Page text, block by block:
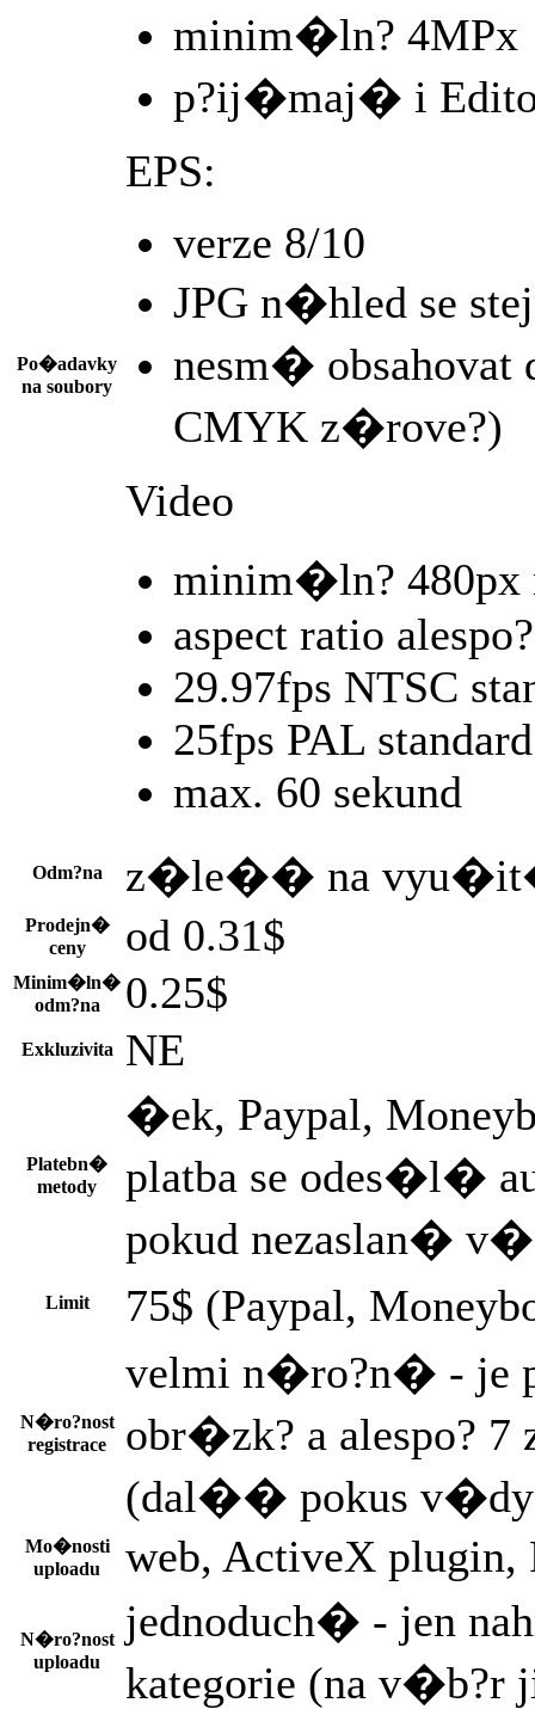
Po�adavky
na soubory
minim�ln? 4MPx
p?ij�maj� i
EPS:
verze 8/10
JPG n�hled se
nesm�
CMYK z�rove?)
Video
minim�ln?
aspect ratio
29.97fps NTSC
25fps PAL standard
max. 60 sekund
Odm?na z�le�� na
Prodejn�
ceny
od 0.31$
Minim�ln�
odm?na
0.25$
Exkluzivita NE
Platebn�
metody
�ek, Paypal,
platba se odes�l�
pokud nezaslan�
Limit 75$ (Paypal,
N�ro?nost
registrace
velmi n�ro?n� - je
obr�zk? a alespo?
(dal�� pokus v�dy
Mo�nosti
uploadu
web, ActiveX plugin,
N�ro?nost
uploadu
jednoduch� - jen
kategorie (na v�b?r